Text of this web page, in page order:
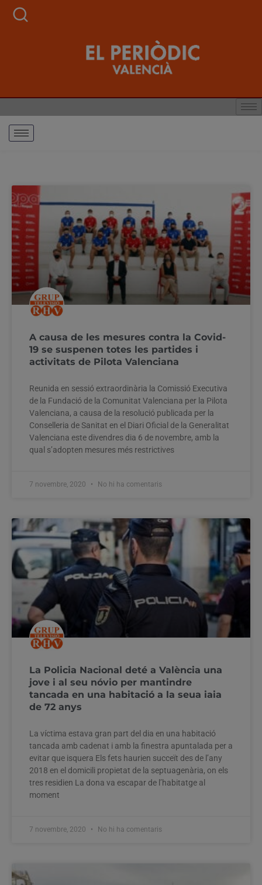
A causa de les mesures contra la Covid-
19 se suspenen totes les partides i
activitats de Pilota Valenciana
Reunida en sessió extraordinària la Comissió Executiva
de la Fundació de la Comunitat Valenciana per la Pilota
Valenciana, a causa de la resolució publicada per la
Conselleria de Sanitat en el Diari Oficial de la Generalitat
Valenciana este divendres dia 6 de novembre, amb la
qual s’adopten mesures més restrictives
7 novembre, 2020 No hi ha comentaris
La Policia Nacional deté a València una
jove i al seu nóvio per mantindre
tancada en una habitació a la seua iaia
de 72 anys
La víctima estava gran part del dia en una habitació
tancada amb cadenat i amb la finestra apuntalada per a
evitar que isquera Els fets haurien succeït des de l’any
2018 en el domicili propietat de la septuagenària, on els
tres residien La dona va escapar de l’habitatge al
moment
7 novembre, 2020 No hi ha comentaris